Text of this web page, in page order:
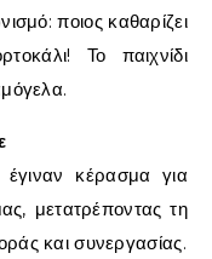
ποιος καθαρίζει
Το παιχνίδι
κέρασμα για
μετατρέποντας τη
και συνεργασίας.